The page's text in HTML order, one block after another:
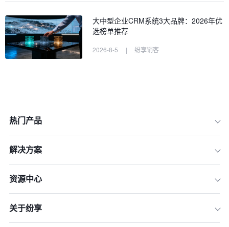
大中型企业CRM系统3大品牌：2026年优
选榜单推荐
2026-8-5 | 纷享销客
热门产品
解决方案
资源中心
关于纷享